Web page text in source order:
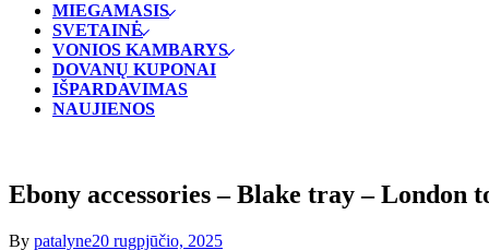
MIEGAMASIS
SVETAINĖ
VONIOS KAMBARYS
DOVANŲ KUPONAI
IŠPARDAVIMAS
NAUJIENOS
Ebony accessories – Blake tray – London
By patalyne20 rugpjūčio, 2025